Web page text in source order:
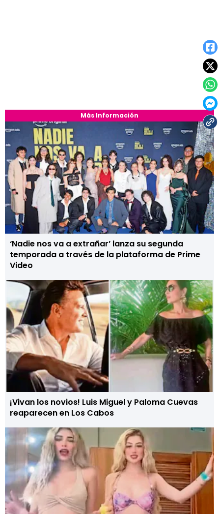
Más Información
‘Nadie nos va a extrañar’ lanza su segunda
temporada a través de la plataforma de Prime
Video
¡Vivan los novios! Luis Miguel y Paloma Cuevas
reaparecen en Los Cabos